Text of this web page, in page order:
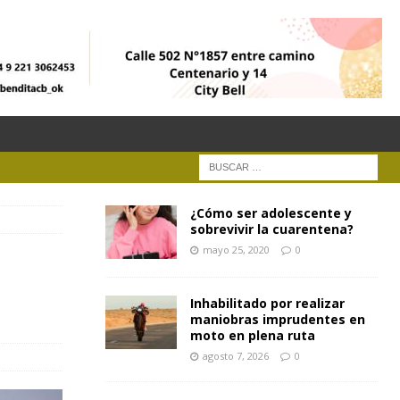
¿Cómo ser adolescente y
sobrevivir la cuarentena?
mayo 25, 2020 0
Inhabilitado por realizar
maniobras imprudentes en
moto en plena ruta
agosto 7, 2026 0